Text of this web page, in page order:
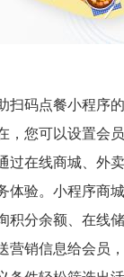
扫码点餐小程序
，您可以设置会
过在线商城、外
体验。小程序商
积分余额、在线
营销信息给会员